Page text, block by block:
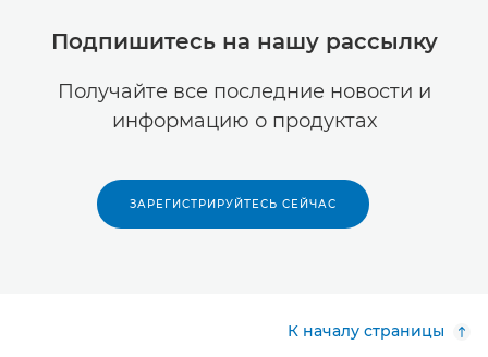
Подпишитесь на нашу рассылку
Получайте все последние новости и
информацию о продуктах
ЗАРЕГИСТРИРУЙТЕСЬ СЕЙЧАС
К началу страницы